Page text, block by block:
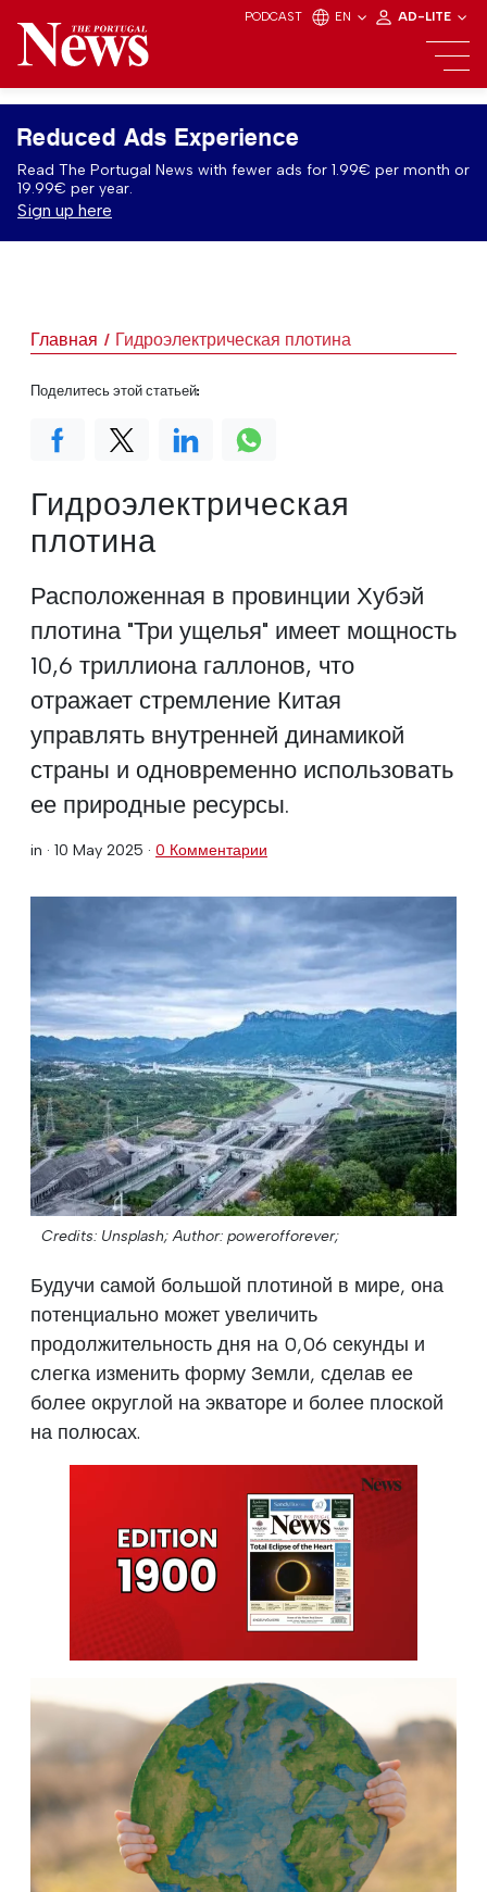
PODCAST EN AD-LITE
Reduced Ads Experience
Read The Portugal News with fewer ads for 1.99€ per month or
19.99€ per year.
Sign up here
Главная Гидроэлектрическая плотина
Гидроэлектрическая
плотина
Расположенная в провинции Хубэй
плотина "Три ущелья" имеет мощность
10,6 триллиона галлонов, что
отражает стремление Китая
управлять внутренней динамикой
страны и одновременно использовать
ее природные ресурсы.
in · 10 May 2025 · 0 Комментарии
Credits: Unsplash; Author: powerofforever;
Будучи самой большой плотиной в мире, она
потенциально может увеличить
продолжительность дня на 0,06 секунды и
слегка изменить форму Земли, сделав ее
более округлой на экваторе и более плоской
на полюсах.
Поделитесь этой статьей: